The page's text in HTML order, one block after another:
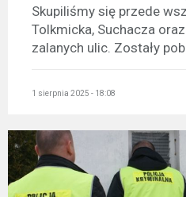
Skupiliśmy się przede
Tolkmicka, Suchacza
zalanych ulic. Zostały
1 sierpnia 2025 - 18:08